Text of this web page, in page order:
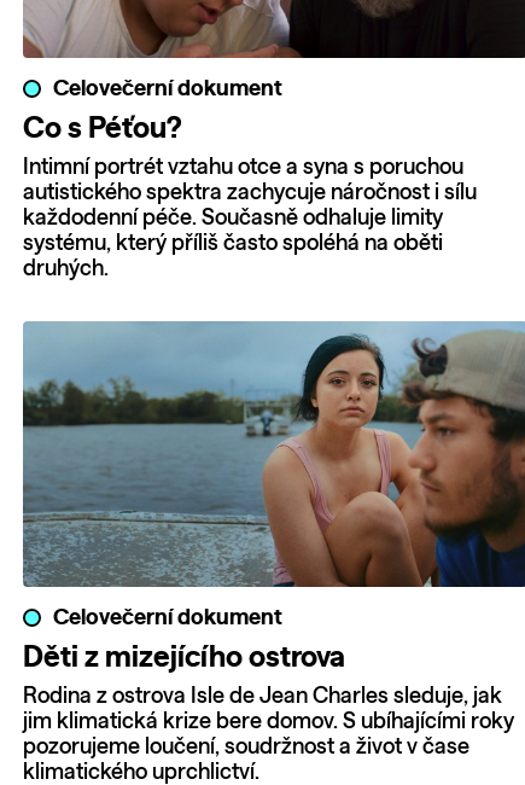
Celovečerní dokument
Co s Péťou?
Intimní portrét vztahu otce a syna s poruchou
autistického spektra zachycuje náročnost i sílu
každodenní péče. Současně odhaluje limity
systému, který příliš často spoléhá na oběti
druhých.
Celovečerní dokument
Děti z mizejícího ostrova
Rodina z ostrova Isle de Jean Charles sleduje, jak
jim klimatická krize bere domov. S ubíhajícími roky
pozorujeme loučení, soudržnost a život v čase
klimatického uprchlictví.